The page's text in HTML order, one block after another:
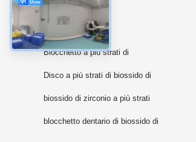
categorie
Blocchetto a più strati di
biossido di zirconio
Disco a più strati di biossido di
zirconio
biossido di zirconio a più strati
3D
blocchetto dentario di biossido di